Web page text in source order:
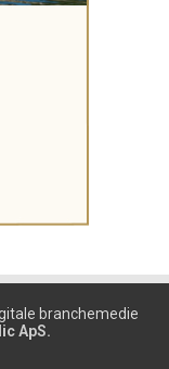
branchemedie
ApS.